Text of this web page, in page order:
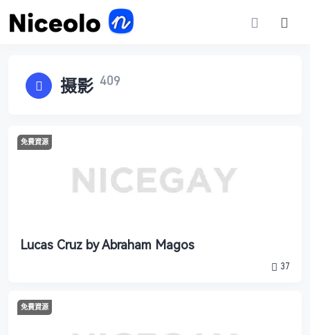
摄影 409
免費資源
Lucas Cruz by Abraham Magos
37
免費資源